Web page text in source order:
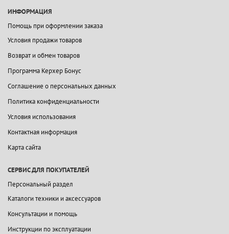
ИНФОРМАЦИЯ
Помощь при оформлении заказа
Условия продажи товаров
Возврат и обмен товаров
Программа Керхер Бонус
Соглашение о персональных данных
Политика конфиденциальности
Условия использования
Контактная информация
Карта сайта
СЕРВИС ДЛЯ ПОКУПАТЕЛЕЙ
Персональный раздел
Каталоги техники и аксессуаров
Консультации и помощь
Инструкции по эксплуатации